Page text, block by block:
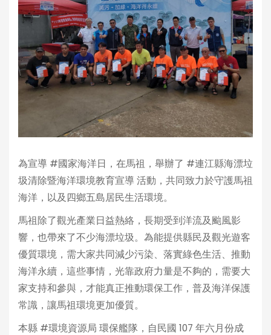
為宣導 #國家海洋日，在馬祖，舉辦了 #連江縣海漂垃
圾清除暨海洋環境教育宣導 活動，共同致力於守護馬祖
海洋，以及四鄉五島居民生活環境。
馬祖除了觀光產業日益熱絡，長期受到洋流及颱風影
響，也帶來了不少海漂垃圾。為能提供縣民及觀光遊客
優質環境，需大家共同減少污染、落實綠色生活、推動
海洋永續，這些事情，光靠政府力量是不夠的，需要大
家支持和參與，才能真正推動環保工作，普及海洋保護
常識，讓馬祖環境更加優質。
本縣 #環境資源局 環保艦隊，自民國 107 年六月份成